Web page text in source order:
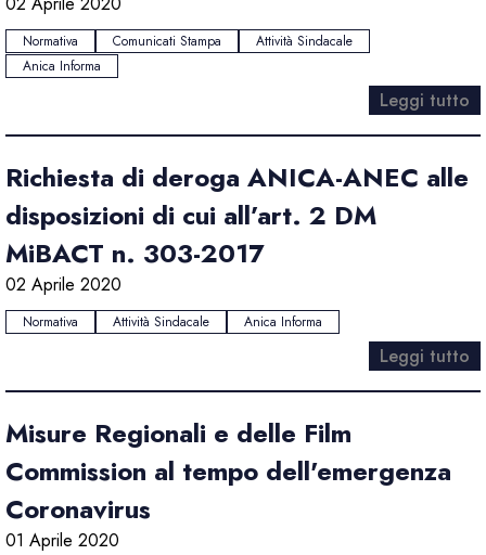
Normativa Comunicati Stampa
Attività Sindacale
Anica Informa
Leggi tutto
Richiesta di deroga ANICA-ANEC alle
disposizioni di cui all’art. 2 DM
MiBACT n. 303-2017
02 Aprile 2020
Normativa Attività Sindacale Anica Informa
Leggi tutto
Misure Regionali e delle Film
Commission al tempo dell'emergenza
Coronavirus
01 Aprile 2020